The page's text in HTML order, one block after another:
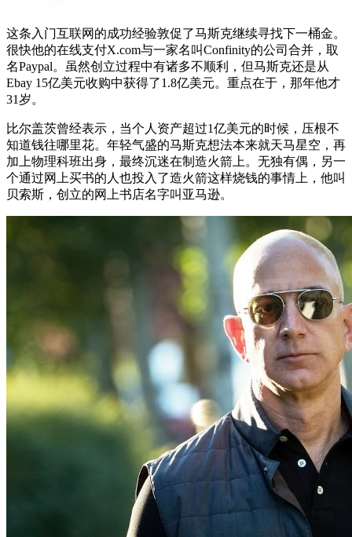
这条入门互联网的成功经验敦促了马斯克继续寻找下一桶金。
很快他的在线支付X.com与一家名叫Confinity的公司合并，取
名Paypal。虽然创立过程中有诸多不顺利，但马斯克还是从
Ebay 15亿美元收购中获得了1.8亿美元。重点在于，那年他才
31岁。
比尔盖茨曾经表示，当个人资产超过1亿美元的时候，压根不
知道钱往哪里花。年轻气盛的马斯克想法本来就天马星空，再
加上物理科班出身，最终沉迷在制造火箭上。无独有偶，另一
个通过网上买书的人也投入了造火箭这样烧钱的事情上，他叫
贝索斯，创立的网上书店名字叫亚马逊。